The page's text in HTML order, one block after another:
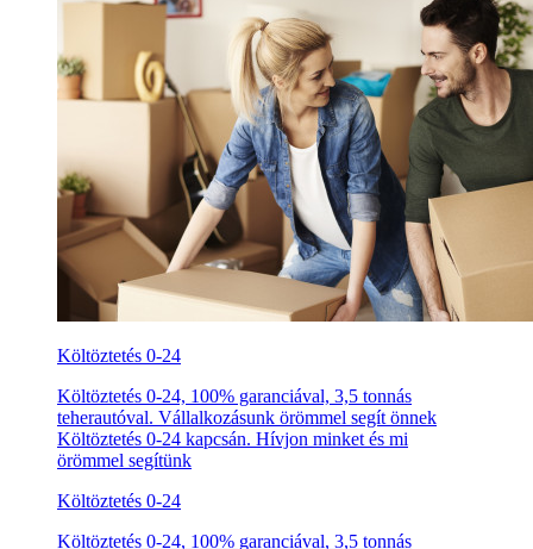
Költöztetés 0-24
Költöztetés 0-24, 100% garanciával, 3,5 tonnás
teherautóval. Vállalkozásunk örömmel segít önnek
Költöztetés 0-24 kapcsán. Hívjon minket és mi
örömmel segítünk
Költöztetés 0-24
Költöztetés 0-24, 100% garanciával, 3,5 tonnás